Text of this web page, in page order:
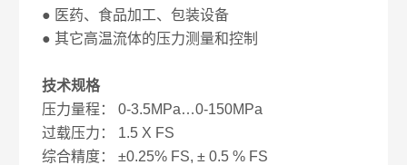
● 医药、食品加工、包装设备
● 其它高温流体的压力测量和控制
技术规格
压力量程： 0-3.5MPa…0-150MPa
过载压力： 1.5 X FS
综合精度： ±0.25% FS, ± 0.5 % FS